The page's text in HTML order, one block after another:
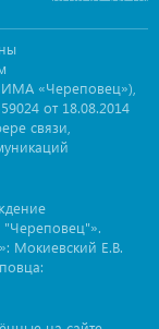
«Череповец»),
от 18.08.2014
связи,
Мокиевский Е.В.